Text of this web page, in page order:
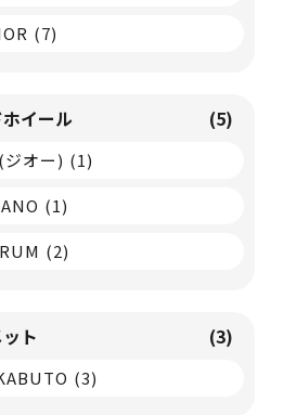
(7)
イール (5)
オー) (1)
(1)
(2)
ト (3)
(3)